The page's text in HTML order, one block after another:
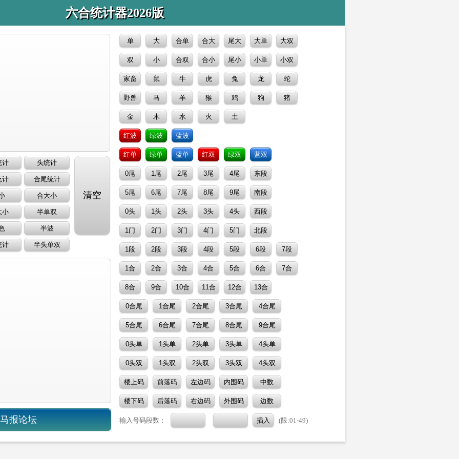
六合统计器2026版
报论坛 输入号码段数： (限:01-49)